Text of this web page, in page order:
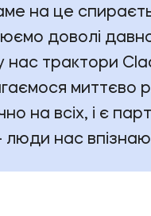
на це
доволі
у нас трактори
миттєво
на всіх, і є
нас